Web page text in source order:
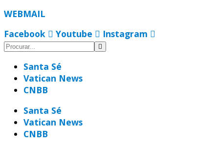
WEBMAIL
Facebook
Youtube Instagram
Santa Sé
Vatican News
CNBB
Santa Sé
Vatican News
CNBB